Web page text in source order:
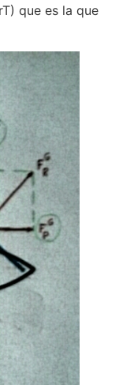
que es la que